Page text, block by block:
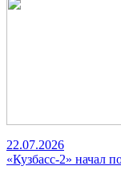
22.07.2026
«Кузбасс-2» начал